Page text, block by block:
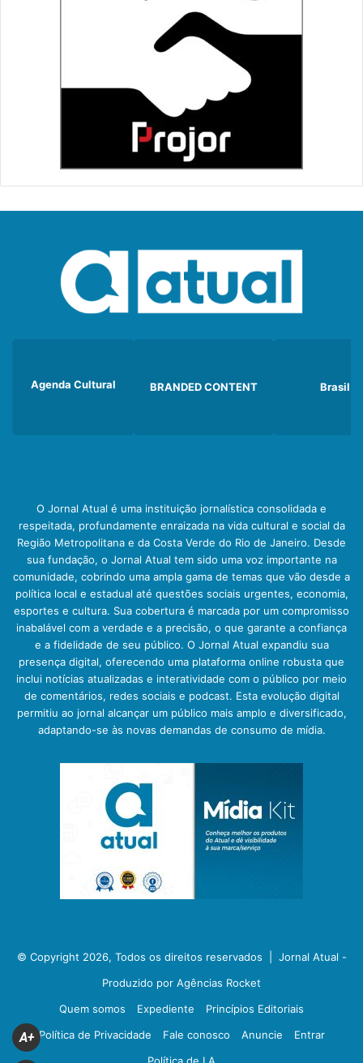
Agenda Cultural BRANDED CONTENT Brasil
O Jornal Atual é uma instituição jornalística consolidada e
respeitada, profundamente enraizada na vida cultural e social da
Região Metropolitana e da Costa Verde do Rio de Janeiro. Desde
sua fundação, o Jornal Atual tem sido uma voz importante na
comunidade, cobrindo uma ampla gama de temas que vão desde a
política local e estadual até questões sociais urgentes, economia,
esportes e cultura. Sua cobertura é marcada por um compromisso
inabalável com a verdade e a precisão, o que garante a confiança
e a fidelidade de seu público. O Jornal Atual expandiu sua
presença digital, oferecendo uma plataforma online robusta que
inclui notícias atualizadas e interatividade com o público por meio
de comentários, redes sociais e podcast. Esta evolução digital
permitiu ao jornal alcançar um público mais amplo e diversificado,
adaptando-se às novas demandas de consumo de mídia.
© Copyright 2026, Todos os direitos reservados | Jornal Atual -
Produzido por Agências Rocket
Quem somos
Expediente
Princípios Editoriais
Política de Privacidade
Fale conosco Anuncie
Entrar
A+